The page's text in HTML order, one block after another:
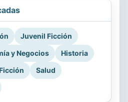
Juvenil Ficción
y Negocios
Historia
Salud